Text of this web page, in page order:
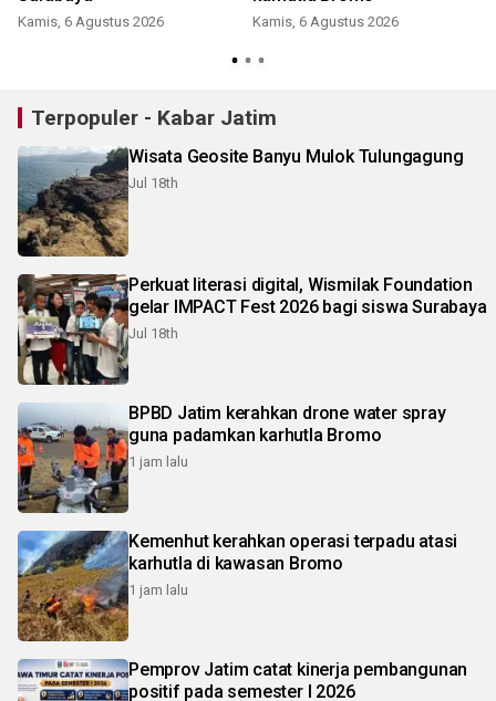
Kamis, 6 Agustus 2026 Kamis, 6 Agustus 2026
Terpopuler - Kabar Jatim
Wisata Geosite Banyu Mulok Tulungagung
Jul 18th
Perkuat literasi digital, Wismilak Foundation
gelar IMPACT Fest 2026 bagi siswa Surabaya
Jul 18th
BPBD Jatim kerahkan drone water spray
guna padamkan karhutla Bromo
1 jam lalu
Kemenhut kerahkan operasi terpadu atasi
karhutla di kawasan Bromo
1 jam lalu
Pemprov Jatim catat kinerja pembangunan
positif pada semester I 2026